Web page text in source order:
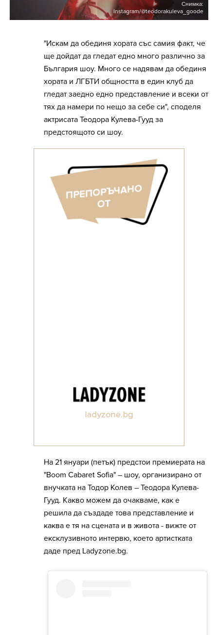
Снимка:
Instagram/@teodorakuleva_goode
"Искам да обединя хората със самия факт, че
ще дойдат да гледат едно много различно за
България шоу. Много се надявам да обединя
хората и ЛГБТИ общността в един клуб да
гледат заедно едно представление и всеки от
тях да намери по нещо за себе си", споделя
актрисата Теодора Кулева-Гууд за
предстоящото си шоу.
На 21 януари (петък) предстои премиерата на
"Boom Cabaret Sofia" – шоу, организирано от
внучката на Тодор Колев – Теодора Кулева-
Гууд. Какво можем да очакваме, как е
решила да създаде това представление и
каква е тя на сцената и в живота - вижте от
ексклузивното интервю, което артистката
даде пред Ladyzone.bg.